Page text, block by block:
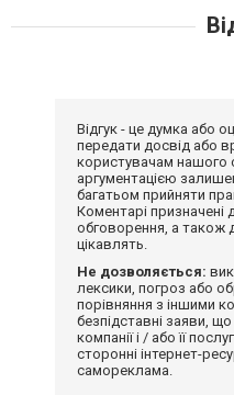
Відгук - це думка або
передати досвід або
користувачам нашого
аргументацією
багатьом прийняти
Коментарі призначені
обговорення, а також
цікавлять.
Не дозволяється:
лексики, погроз або
порівняння з іншими
безпідставні заяви,
компанії і / або її
сторонні інтернет-
самореклама.